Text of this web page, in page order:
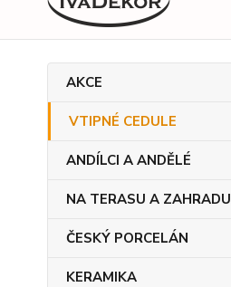
AKCE
VTIPNÉ CEDULE
ANDÍLCI A ANDĚLÉ
NA TERASU A ZAHRADU
ČESKÝ PORCELÁN
KERAMIKA